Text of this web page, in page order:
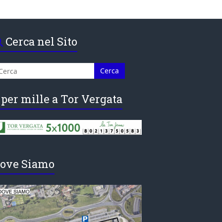
Cerca nel Sito
per mille a Tor Vergata
Siamo